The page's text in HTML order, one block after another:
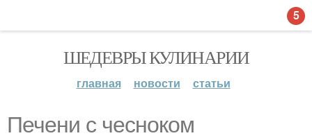
ШЕДЕВРЫ КУЛИНАРИИ
главная новости статьи
Печени с чесноком
5